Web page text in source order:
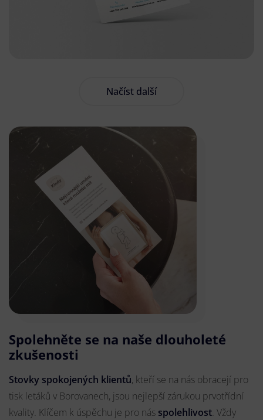
Načíst další
Spolehněte se na naše dlouholeté
zkušenosti
Stovky spokojených klientů, kteří se na nás obracejí pro
tisk letáků v Borovanech, jsou nejlepší zárukou prvotřídní
kvality. Klíčem k úspěchu je pro nás spolehlivost. Vždy